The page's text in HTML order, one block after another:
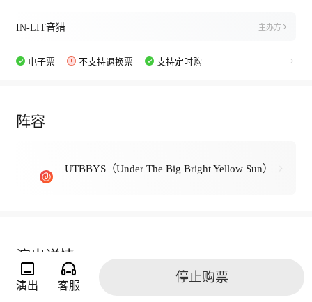
IN-LIT音猎 主办方
电子票 不支持退换票 支持定时购
阵容
UTBBYS（Under The Big Bright Yellow Sun）
演出详情
演出 客服
停止购票